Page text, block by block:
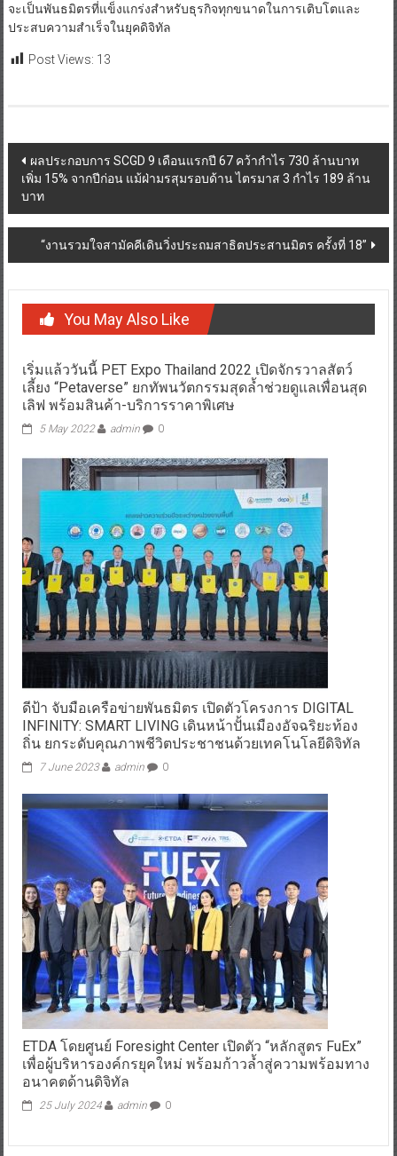
จะเป็นพันธมิตรที่แข็งแกร่งสำหรับธุรกิจทุกขนาดในการเติบโตและ
ประสบความสำเร็จในยุคดิจิทัล
Post Views: 13
Post
navigation
ผลประกอบการ SCGD 9 เดือนแรกปี 67 คว้ากำไร 730 ล้านบาท
เพิ่ม 15% จากปีก่อน แม้ฝ่ามรสุมรอบด้าน ไตรมาส 3 กำไร 189 ล้าน
บาท
“งานรวมใจสามัคคีเดินวิ่งประถมสาธิตประสานมิตร ครั้งที่ 18”
You May Also Like
เริ่มแล้ววันนี้ PET Expo Thailand 2022 เปิดจักรวาลสัตว์
เลี้ยง “Petaverse” ยกทัพนวัตกรรมสุดล้ำช่วยดูแลเพื่อนสุด
เลิฟ พร้อมสินค้า-บริการราคาพิเศษ
5 May 2022 admin 0
ดีป้า จับมือเครือข่ายพันธมิตร เปิดตัวโครงการ DIGITAL
INFINITY: SMART LIVING เดินหน้าปั้นเมืองอัจฉริยะท้อง
ถิ่น ยกระดับคุณภาพชีวิตประชาชนด้วยเทคโนโลยีดิจิทัล
7 June 2023 admin 0
ETDA โดยศูนย์ Foresight Center เปิดตัว “หลักสูตร FuEx”
เพื่อผู้บริหารองค์กรยุคใหม่ พร้อมก้าวล้ำสู่ความพร้อมทาง
อนาคตด้านดิจิทัล
25 July 2024 admin 0